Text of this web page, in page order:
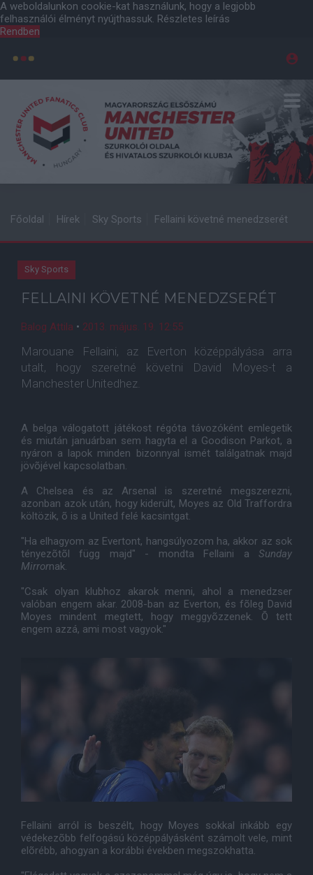
A weboldalunkon cookie-kat használunk, hogy a legjobb
felhasználói élményt nyújthassuk. Részletes leírás
Rendben
Főoldal Hírek Sky Sports Fellaini követné menedzserét
Sky Sports
FELLAINI KÖVETNÉ MENEDZSERÉT
Balog Attila • 2013. május. 19. 12:55
Marouane Fellaini, az Everton középpályása arra
utalt, hogy szeretné követni David Moyes-t a
Manchester Unitedhez.
A belga válogatott játékost régóta távozóként emlegetik
és miután januárban sem hagyta el a Goodison Parkot, a
nyáron a lapok minden bizonnyal ismét találgatnak majd
jövõjével kapcsolatban.
A Chelsea és az Arsenal is szeretné megszerezni,
azonban azok után, hogy kiderült, Moyes az Old Traffordra
költözik, õ is a United felé kacsintgat.
"Ha elhagyom az Evertont, hangsúlyozom ha, akkor az sok
tényezõtõl függ majd" - mondta Fellaini a Sunday
Mirrornak.
"Csak olyan klubhoz akarok menni, ahol a menedzser
valóban engem akar. 2008-ban az Everton, és fõleg David
Moyes mindent megtett, hogy meggyõzzenek. Õ tett
engem azzá, ami most vagyok."
Fellaini arról is beszélt, hogy Moyes sokkal inkább egy
védekezõbb felfogású középpályásként számolt vele, mint
elõrébb, ahogyan a korábbi években megszokhatta.